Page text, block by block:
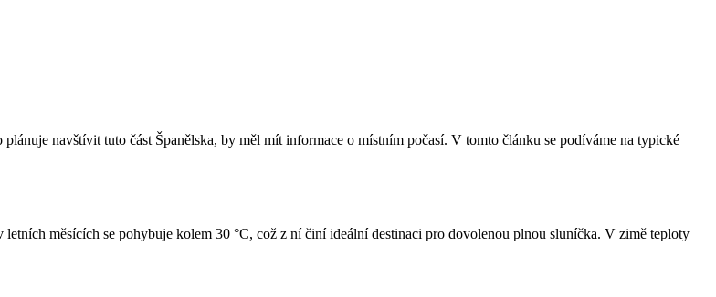
navštívit tuto část Španělska, by měl mít informace o místním počasí. V tomto článku se podíváme na typické
měsících se pohybuje kolem 30 °C, což z ní činí ideální destinaci pro dovolenou plnou sluníčka. V zimě teploty